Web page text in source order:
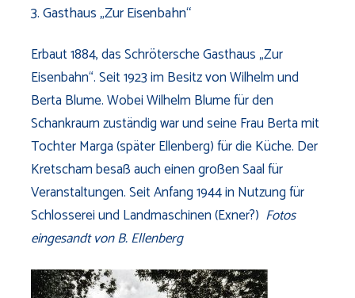
3. Gasthaus „Zur Eisenbahn“
Erbaut 1884, das Schrötersche Gasthaus „Zur
Eisenbahn“. Seit 1923 im Besitz von Wilhelm und
Berta Blume. Wobei Wilhelm Blume für den
Schankraum zuständig war und seine Frau Berta mit
Tochter Marga (später Ellenberg) für die Küche. Der
Kretscham besaß auch einen großen Saal für
Veranstaltungen. Seit Anfang 1944 in Nutzung für
Schlosserei und Landmaschinen (Exner?) Fotos
eingesandt von B. Ellenberg